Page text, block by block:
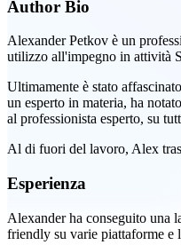
Author Bio
Alexander Petkov è un
utilizzo all'impegno in attività
Ultimamente è stato
un esperto in materia, ha
al professionista esperto, su
Al di fuori del lavoro, Alex
Esperienza
Alexander ha conseguito una
friendly su varie piattaforme e